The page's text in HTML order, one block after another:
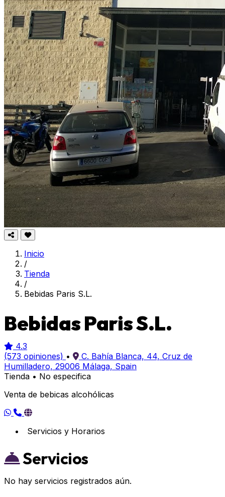
Inicio
/
Tienda
/
Bebidas Paris S.L.
Bebidas Paris S.L.
4.3
(573 opiniones) •
C. Bahía Blanca, 44, Cruz de
Humilladero, 29006 Málaga, Spain
Tienda • No especifica
Venta de bebicas alcohólicas
Servicios y Horarios
Servicios
No hay servicios registrados aún.